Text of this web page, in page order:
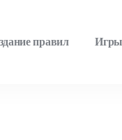
правил